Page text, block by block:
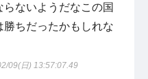
ないようだなこの国
ちだったかもしれな
09(日) 13:57:07.49